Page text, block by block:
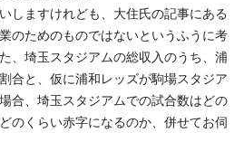
しますけれども、大住氏の記事にある
のためのものではないというふうに考
、埼玉スタジアムの総収入のうち、浦
合と、仮に浦和レッズが駒場スタジア
合、埼玉スタジアムでの試合数はどの
のくらい赤字になるのか、併せてお伺